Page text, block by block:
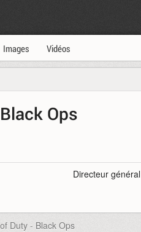
Images Vidéos
Ops
Directeur général
Duty - Black Ops